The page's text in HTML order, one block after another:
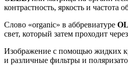
контрастность, яркость и частота
Слово «organic» в аббревиатуре
свет, который затем проходит
Изображение с помощью жидких
и различные фильтры и